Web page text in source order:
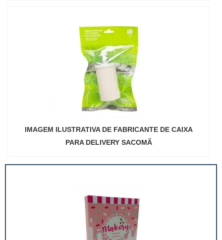
IMAGEM ILUSTRATIVA DE FABRICANTE DE CAIXA
PARA DELIVERY SACOMÃ